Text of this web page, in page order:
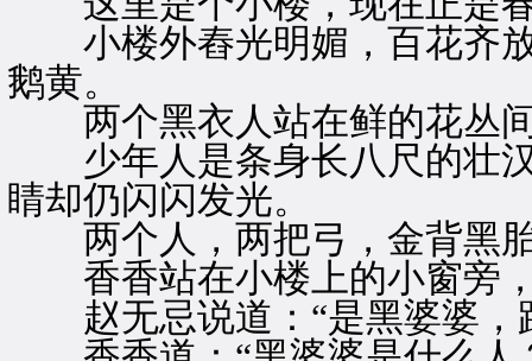
小楼外舂光明媚，百花齐放
鹅黄。
两个黑衣人站在鲜的花丛间
少年人是条身长八尺的壮汉
睛却仍闪闪发光。
两个人，两把弓，金背黑
香香站在小楼上的小窗旁，
赵无忌说道：“是黑婆婆，